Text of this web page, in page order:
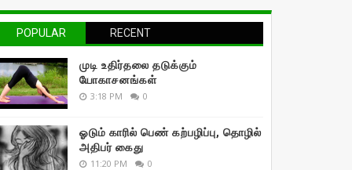
POPULAR RECENT
முடி உதிர்தலை தடுக்கும்
யோகாசனங்கள்
3:18 PM 0
ஓடும் காரில் பெண் கற்பழிப்பு, தொழில்
அதிபர் கைது
11:20 PM 0